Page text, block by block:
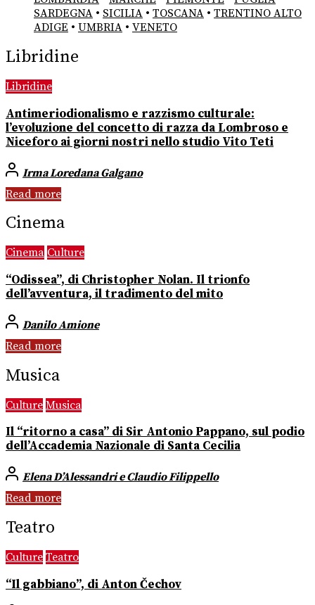
SARDEGNA • SICILIA • TOSCANA • TRENTINO ALTO
ADIGE • UMBRIA • VENETO
Libridine
Libridine
Antimeriodionalismo e razzismo culturale:
l’evoluzione del concetto di razza da Lombroso e
Niceforo ai giorni nostri nello studio Vito Teti
Irma Loredana Galgano
Read more
Cinema
Cinema Culture
“Odissea”, di Christopher Nolan. Il trionfo
dell’avventura, il tradimento del mito
Danilo Amione
Read more
Musica
Culture Musica
Il “ritorno a casa” di Sir Antonio Pappano, sul podio
dell’Accademia Nazionale di Santa Cecilia
Elena D’Alessandri e Claudio Filippello
Read more
Teatro
Culture Teatro
“Il gabbiano”, di Anton Čechov